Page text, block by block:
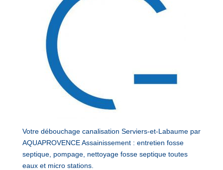
Votre débouchage canalisation Serviers-et-Labaume par
AQUAPROVENCE Assainissement : entretien fosse
septique, pompage, nettoyage fosse septique toutes
eaux et micro stations.